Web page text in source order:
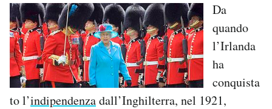
I MIEI PREFERITI
SHOP
CALENDARIO
Da
quando
l’Irlanda
ha
conquista
to l’indipendenzadall’Inghilterra, nel 1921,